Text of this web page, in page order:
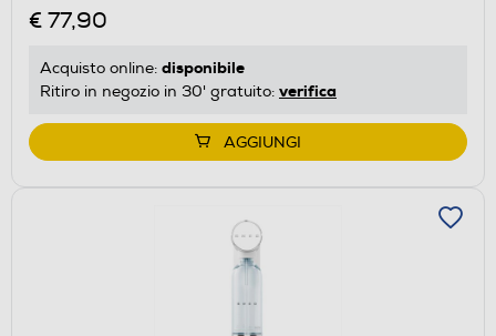
€ 77,90
Acquisto online: disponibile
Ritiro in negozio in 30' gratuito: verifica
AGGIUNGI